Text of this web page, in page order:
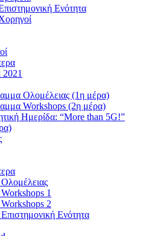
Ενότητα
Ολομέλειας (1η μέρα)
Workshops (2η μέρα)
Ημερίδα: “More than 5G!”
1
2
Ενότητα